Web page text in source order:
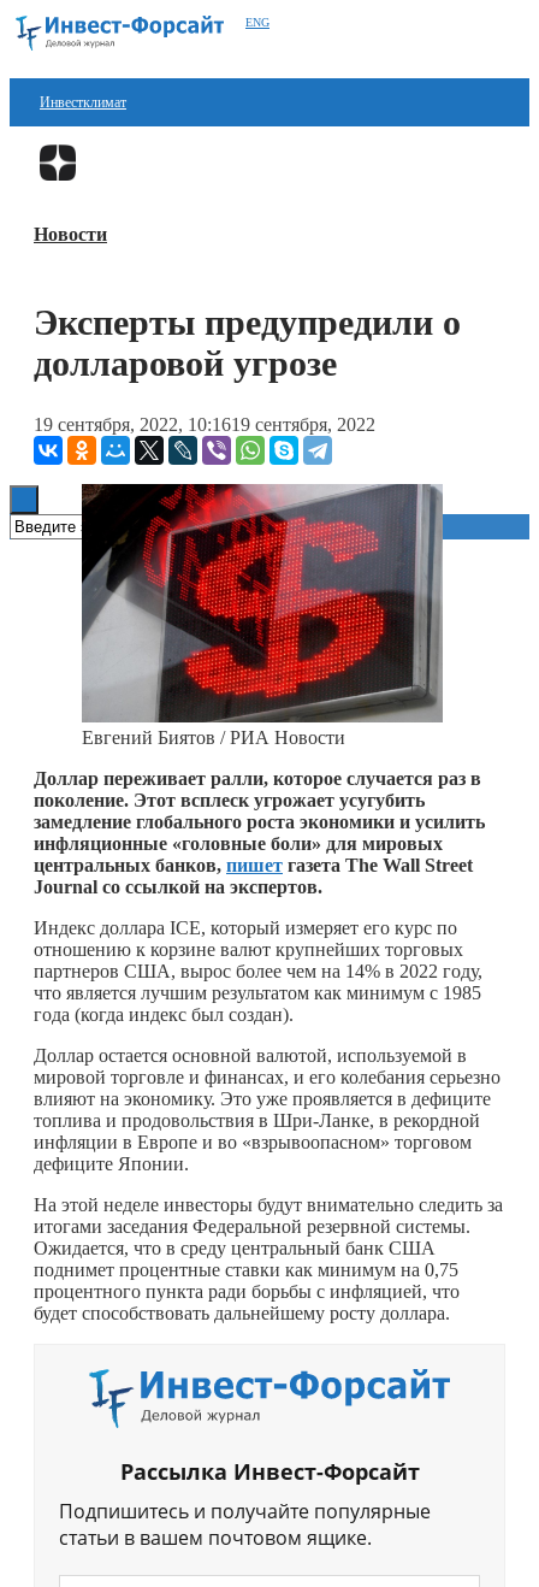
ENG
Инвестклимат
Финансы
Блокчейн
Книги
Новости
Эксперты предупредили о
долларовой угрозе
19 сентября, 2022, 10:1619 сентября, 2022
Евгений Биятов / РИА Новости
Доллар переживает ралли, которое случается раз в
поколение. Этот всплеск угрожает усугубить
замедление глобального роста экономики и усилить
инфляционные «головные боли» для мировых
центральных банков, пишет газета The Wall Street
Journal со ссылкой на экспертов.
Индекс доллара ICE, который измеряет его курс по
отношению к корзине валют крупнейших торговых
партнеров США, вырос более чем на 14% в 2022 году,
что является лучшим результатом как минимум с 1985
года (когда индекс был создан).
Доллар остается основной валютой, используемой в
мировой торговле и финансах, и его колебания серьезно
влияют на экономику. Это уже проявляется в дефиците
топлива и продовольствия в Шри-Ланке, в рекордной
инфляции в Европе и во «взрывоопасном» торговом
дефиците Японии.
На этой неделе инвесторы будут внимательно следить за
итогами заседания Федеральной резервной системы.
Ожидается, что в среду центральный банк США
поднимет процентные ставки как минимум на 0,75
процентного пункта ради борьбы с инфляцией, что
будет способствовать дальнейшему росту доллара.
Рассылка Инвест-Форсайт
Подпишитесь и получайте популярные
статьи в вашем почтовом ящике.